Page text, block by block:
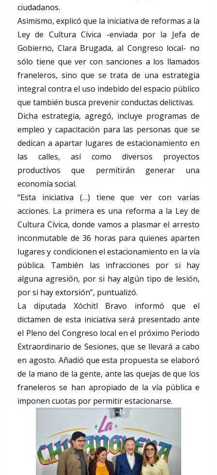
ciudadanos.
Asimismo, explicó que la iniciativa de reformas a la
Ley de Cultura Cívica -enviada por la Jefa de
Gobierno, Clara Brugada, al Congreso local- no
sólo tiene que ver con sanciones a los llamados
franeleros, sino que se trata de una estrategia
integral contra el uso indebido del espacio público
que también busca prevenir conductas delictivas.
Dicha estrategia, agregó, incluye programas de
empleo y capacitación para las personas que se
dedican a apartar lugares de estacionamiento en
las calles, así como diversos proyectos
productivos que permitirán generar una
economía social.
“Esta iniciativa (…) tiene que ver con varias
acciones. La primera es una reforma a la Ley de
Cultura Cívica, donde vamos a plasmar el arresto
inconmutable de 36 horas para quienes aparten
lugares y condicionen el estacionamiento en la vía
pública. También las infracciones por si hay
alguna agresión, por si hay algún tipo de lesión,
por si hay extorsión”, puntualizó.
La diputada Xóchitl Bravo informó que el
dictamen de esta iniciativa será presentado ante
el Pleno del Congreso local en el próximo Periodo
Extraordinario de Sesiones, que se llevará a cabo
en agosto. Añadió que esta propuesta se elaboró
de la mano de la gente, ante las quejas de que los
franeleros se han apropiado de la vía pública e
imponen cuotas por permitir estacionarse.